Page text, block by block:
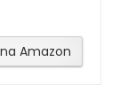
Amazon